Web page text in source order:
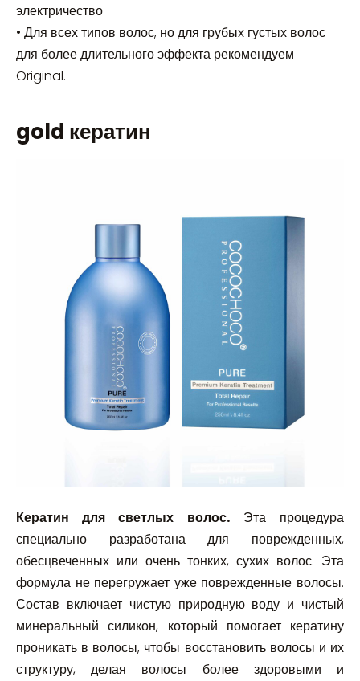
электричество
• Для всех типов волос, но для грубых густых волос
для более длительного эффекта рекомендуем
Original.
gold кератин
Кератин для светлых волос.Эта процедура
специально разработана для поврежденных,
обесцвеченных или очень тонких, сухих волос. Эта
формула не перегружает уже поврежденные волосы.
Состав включает чистую природную воду и чистый
минеральный силикон, который помогает кератину
проникать в волосы, чтобы восстановить волосы и их
структуру, делая волосы более здоровыми и